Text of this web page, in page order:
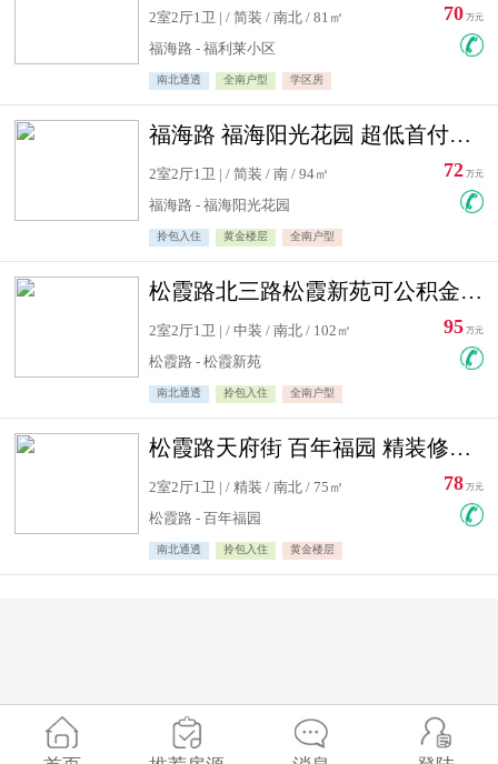
2室2厅1卫 | / 简装 / 南北 / 81㎡
福海路 - 福利莱小区
南北通透 全南户型 学区房
70 万元
福海路 福海阳光花园 超低首付住宅急售
2室2厅1卫 | / 简装 / 南 / 94㎡
福海路 - 福海阳光花园
拎包入住 黄金楼层 全南户型
72 万元
松霞路北三路松霞新苑可公积金贷款北小区南北通透住宅急售
2室2厅1卫 | / 中装 / 南北 / 102㎡
松霞路 - 松霞新苑
南北通透 拎包入住 全南户型
95 万元
松霞路天府街 百年福园 精装修住宅急售
2室2厅1卫 | / 精装 / 南北 / 75㎡
松霞路 - 百年福园
南北通透 拎包入住 黄金楼层
78 万元